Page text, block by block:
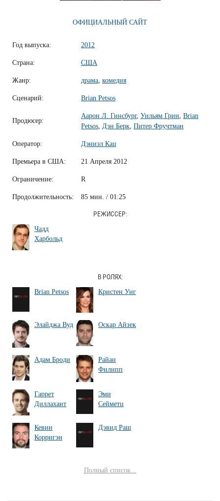
ОФИЦИАЛЬНЫЙ САЙТ
Год выпуска: 2012
Страна: США
Жанр: драма, комедия
Сценарий: Brian Petsos
Продюсер:
Аарон Л. Гинсбург, Уильям Грин, Brian
Petsos, Дэн Берк, Питер Фручтман
Оператор: Дэниэл Кац
Премьера в США: 21 Апреля 2012
Ограничение: R
Продолжительность: 85 мин. / 01:25
РЕЖИССЕР:
Чадд
Харбольд
В РОЛЯХ:
Brian Petsos Кристен Уиг
Элайджа Вуд Оскар Айзек
Адам Броди
Райан
Филипп
Гаррет
Диллахант
Эми
Сейметц
Кевин
Корригэн
Дэвид Раш
Полный список...